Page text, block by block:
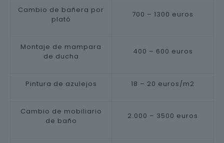
Cambio de bañera por
plató
700 – 1300 euros
Montaje de mampara
de ducha
400 – 600 euros
Pintura de azulejos 18 – 20 euros/m2
Cambio de mobiliario
de baño
2.000 – 3500 euros